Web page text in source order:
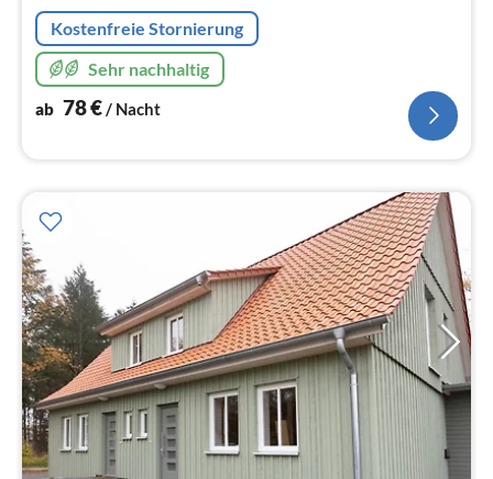
Kostenfreie Stornierung
Sehr nachhaltig
ab 78€/ Nacht